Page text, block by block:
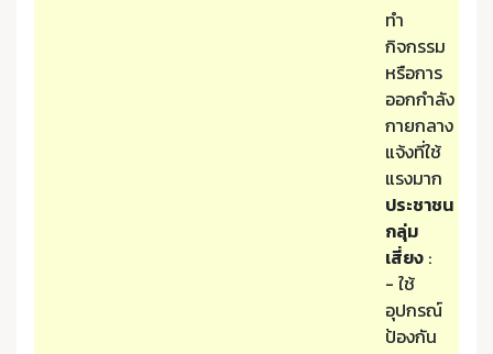
ทำ
กิจกรรม
หรือการ
ออกกำลัง
กายกลาง
แจ้งที่ใช้
แรงมาก
ประชาชน
กลุ่ม
เสี่ยง :
- ใช้
อุปกรณ์
ป้องกัน